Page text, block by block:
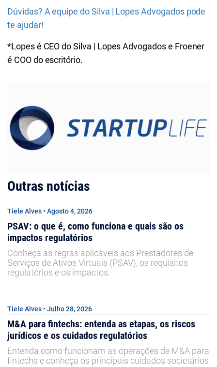
Dúvidas? A equipe do Silva | Lopes Advogados pode
te ajudar!
*Lopes é CEO do Silva | Lopes Advogados e Froener
é COO do escritório.
Outras notícias
Tiele Alves • Agosto 4, 2026
PSAV: o que é, como funciona e quais são os
impactos regulatórios
Conheça as regras aplicáveis aos Prestadores de
Serviços de Ativos Virtuais (PSAV), os requisitos
regulatórios e os impactos.
Tiele Alves • Julho 28, 2026
M&A para fintechs: entenda as etapas, os riscos
jurídicos e os cuidados regulatórios
Entenda como funcionam as operações de M&A para
fintechs e conheça os principais cuidados societários